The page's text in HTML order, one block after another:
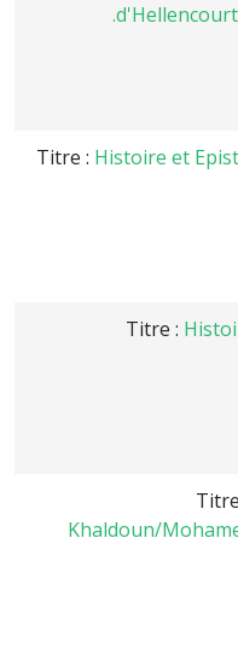
Titre : Histoire et
Titre :
Khaldoun/